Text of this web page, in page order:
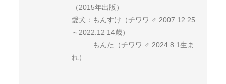
（2015年出版）
愛犬：もんすけ（チワワ ♂ 2007.12.25
～2022.12 14歳）
もんた（チワワ ♂ 2024.8.1生ま
れ）